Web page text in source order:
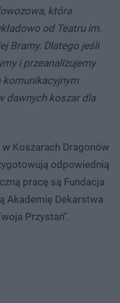
która
od Teatru im.
Bramy. Dlatego jeśli
i przeanalizujemy
komunikacyjnym
dawnych koszar dla
Koszarach Dragonów
odpowiednią
pracę są Fundacja
Akademię Dekarstwa
Przystań".